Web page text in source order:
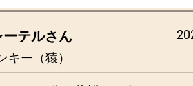
ーテルさん
キー（猿）